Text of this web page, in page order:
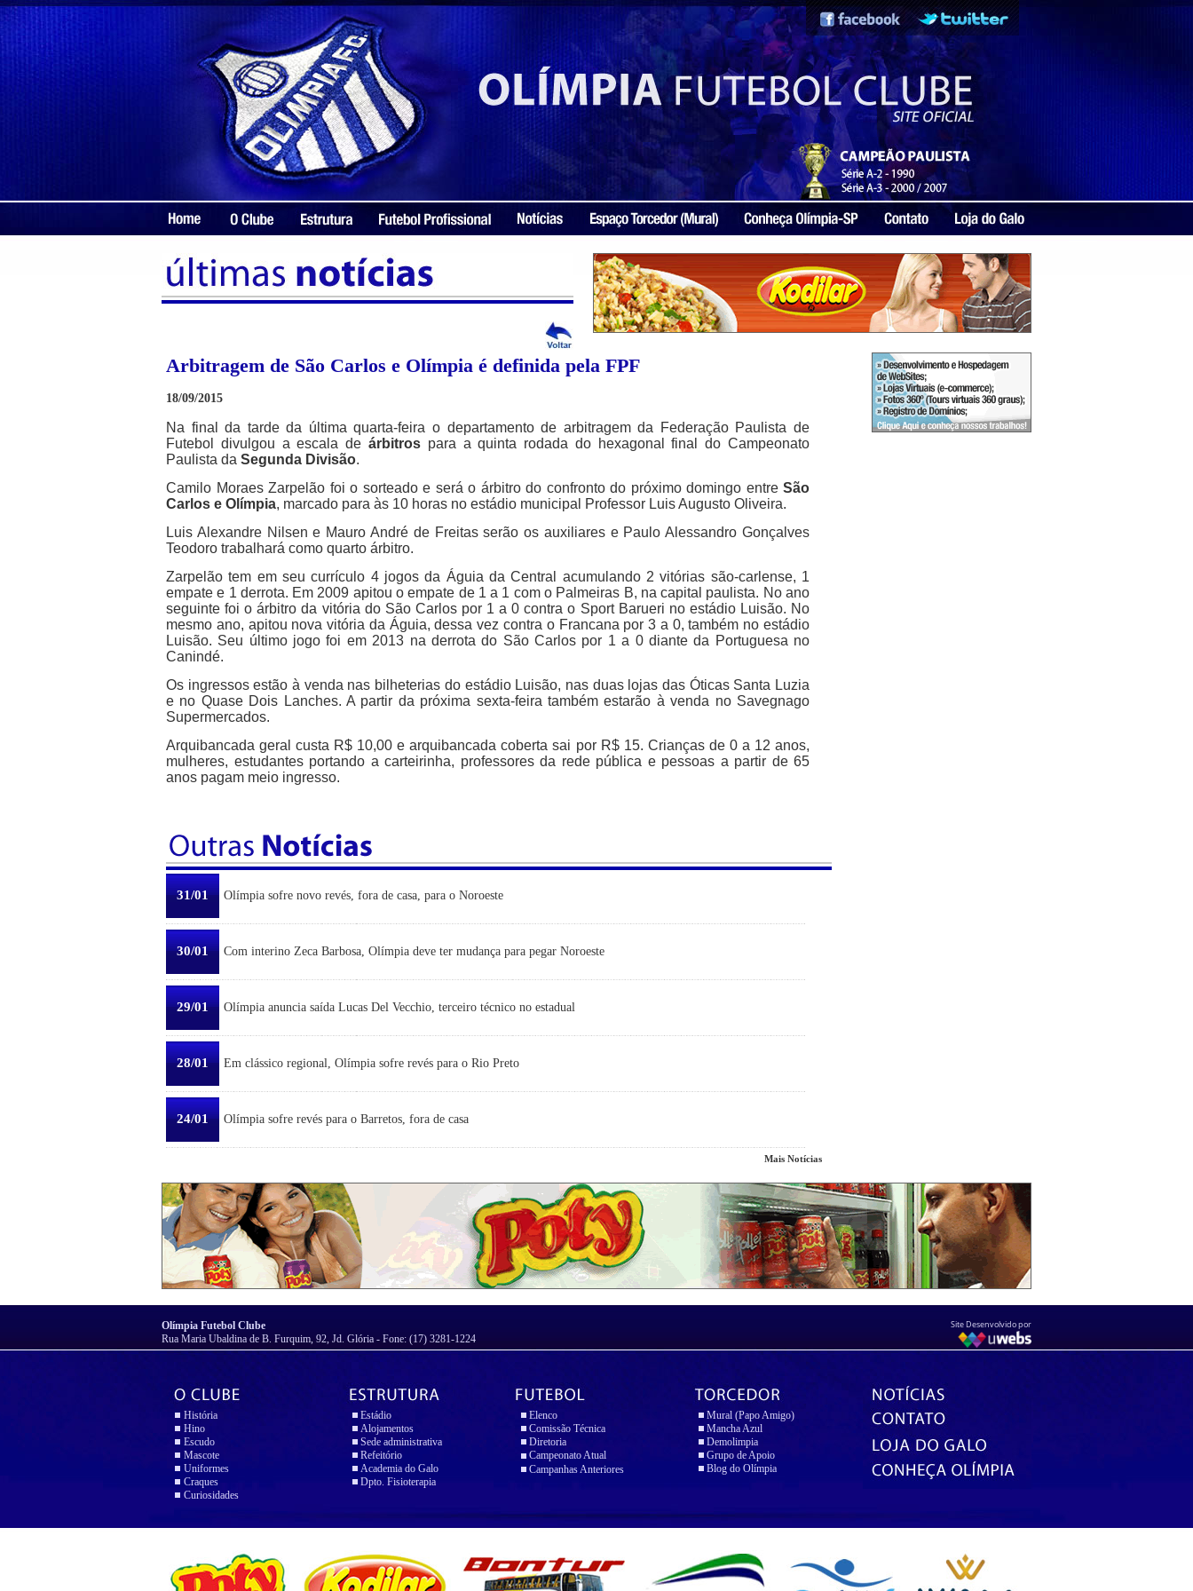
Arbitragem de São Carlos e Olímpia é definida pela FPF
18/09/2015
Na final da tarde da última quarta-feira o departamento de arbitragem da Federação Paulista de
Futebol divulgou a escala de árbitros para a quinta rodada do hexagonal final do Campeonato
Paulista da Segunda Divisão.
Camilo Moraes Zarpelão foi o sorteado e será o árbitro do confronto do próximo domingo entre São
Carlos e Olímpia, marcado para às 10 horas no estádio municipal Professor Luis Augusto Oliveira.
Luis Alexandre Nilsen e Mauro André de Freitas serão os auxiliares e Paulo Alessandro Gonçalves
Teodoro trabalhará como quarto árbitro.
Zarpelão tem em seu currículo 4 jogos da Águia da Central acumulando 2 vitórias são-carlense, 1
empate e 1 derrota. Em 2009 apitou o empate de 1 a 1 com o Palmeiras B, na capital paulista. No ano
seguinte foi o árbitro da vitória do São Carlos por 1 a 0 contra o Sport Barueri no estádio Luisão. No
mesmo ano, apitou nova vitória da Águia, dessa vez contra o Francana por 3 a 0, também no estádio
Luisão. Seu último jogo foi em 2013 na derrota do São Carlos por 1 a 0 diante da Portuguesa no
Canindé.
Os ingressos estão à venda nas bilheterias do estádio Luisão, nas duas lojas das Óticas Santa Luzia
e no Quase Dois Lanches. A partir da próxima sexta-feira também estarão à venda no Savegnago
Supermercados.
Arquibancada geral custa R$ 10,00 e arquibancada coberta sai por R$ 15. Crianças de 0 a 12 anos,
mulheres, estudantes portando a carteirinha, professores da rede pública e pessoas a partir de 65
anos pagam meio ingresso.
31/01 Olímpia sofre novo revés, fora de casa, para o Noroeste
30/01 Com interino Zeca Barbosa, Olímpia deve ter mudança para pegar Noroeste
29/01 Olímpia anuncia saída Lucas Del Vecchio, terceiro técnico no estadual
28/01 Em clássico regional, Olímpia sofre revés para o Rio Preto
24/01 Olímpia sofre revés para o Barretos, fora de casa
Mais Notícias
Olímpia Futebol Clube
Rua Maria Ubaldina de B. Furquim, 92, Jd. Glória - Fone: (17) 3281-1224
Site Desenvolvido por
História
Hino
Escudo
Mascote
Uniformes
Craques
Curiosidades
Estádio
Alojamentos
Sede administrativa
Refeitório
Academia do Galo
Dpto. Fisioterapia
Elenco
Comissão Técnica
Diretoria
Campeonato Atual
Campanhas Anteriores
Mural (Papo Amigo)
Mancha Azul
Demolimpia
Grupo de Apoio
Blog do Olímpia